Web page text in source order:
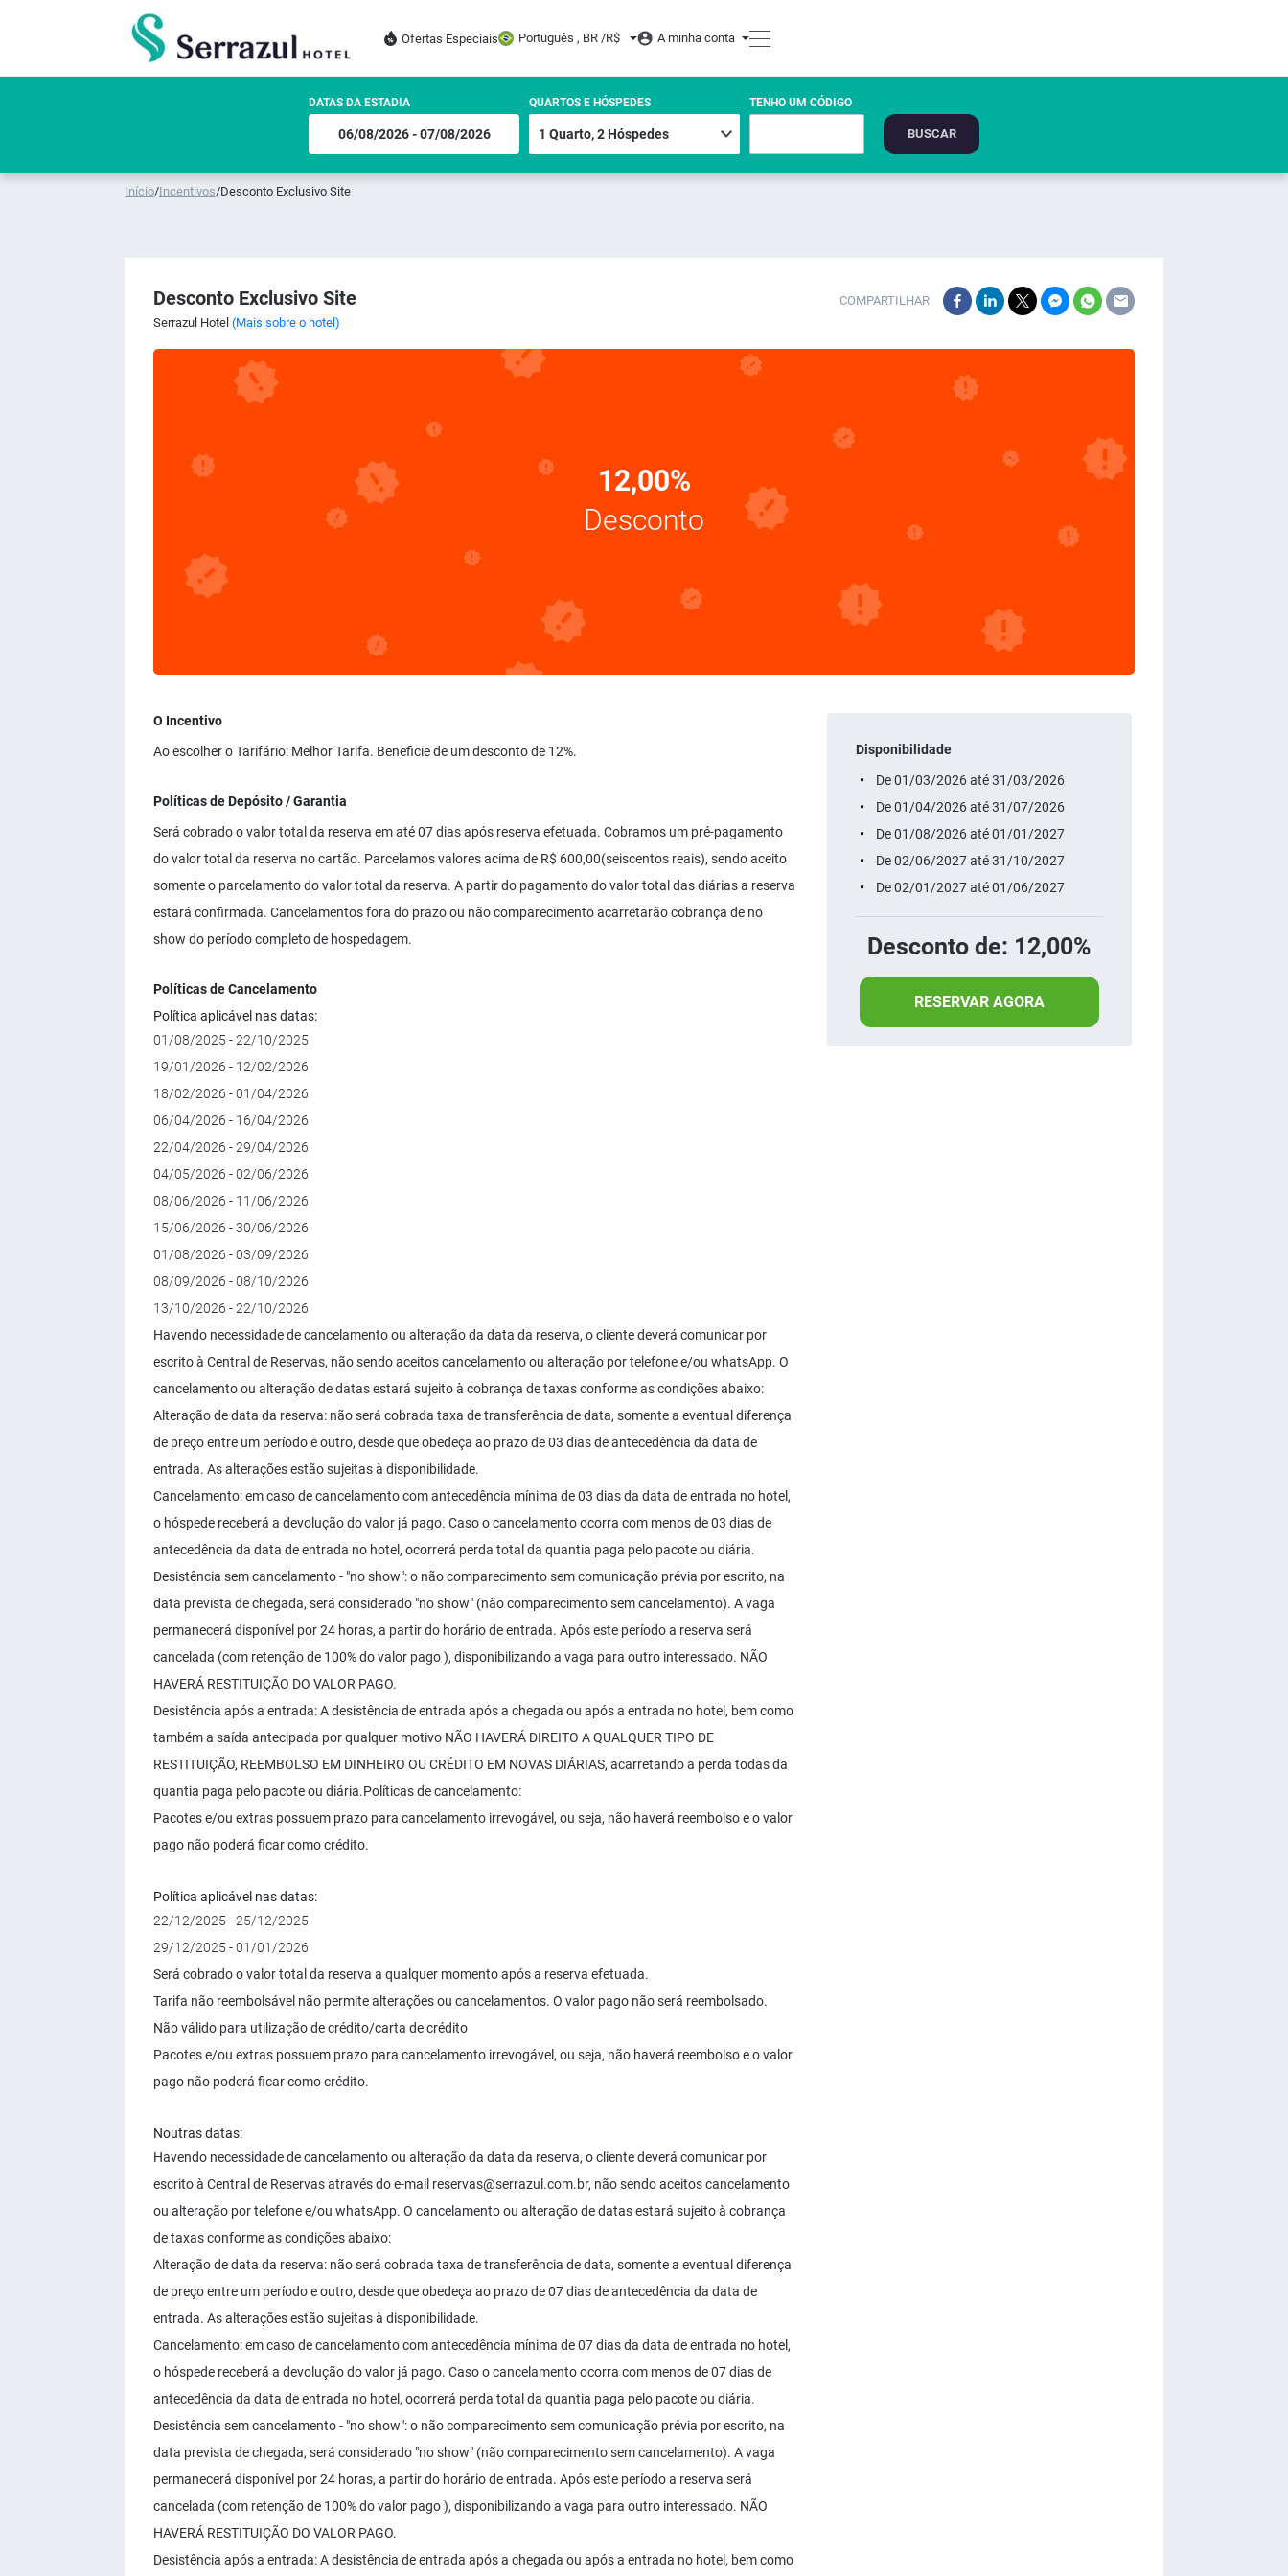
Ofertas Especiais Português , BR /R$ A minha conta
DATAS DA ESTADIA QUARTOS E HÓSPEDES TENHO UM CÓDIGO
BUSCAR
Início/Incentivos/Desconto Exclusivo Site
Desconto Exclusivo Site
Serrazul Hotel (Mais sobre o hotel)
COMPARTILHAR
12,00%
Desconto
O Incentivo
Ao escolher o Tarifário: Melhor Tarifa. Beneficie de um desconto de 12%.
Políticas de Depósito / Garantia
Será cobrado o valor total da reserva em até 07 dias após reserva efetuada. Cobramos um pré-pagamento
do valor total da reserva no cartão. Parcelamos valores acima de R$ 600,00(seiscentos reais), sendo aceito
somente o parcelamento do valor total da reserva. A partir do pagamento do valor total das diárias a reserva
estará confirmada. Cancelamentos fora do prazo ou não comparecimento acarretarão cobrança de no
show do período completo de hospedagem.
Políticas de Cancelamento
Política aplicável nas datas:
01/08/2025 - 22/10/2025
19/01/2026 - 12/02/2026
18/02/2026 - 01/04/2026
06/04/2026 - 16/04/2026
22/04/2026 - 29/04/2026
04/05/2026 - 02/06/2026
08/06/2026 - 11/06/2026
15/06/2026 - 30/06/2026
01/08/2026 - 03/09/2026
08/09/2026 - 08/10/2026
13/10/2026 - 22/10/2026
Havendo necessidade de cancelamento ou alteração da data da reserva, o cliente deverá comunicar por
escrito à Central de Reservas, não sendo aceitos cancelamento ou alteração por telefone e/ou whatsApp. O
cancelamento ou alteração de datas estará sujeito à cobrança de taxas conforme as condições abaixo:
Alteração de data da reserva: não será cobrada taxa de transferência de data, somente a eventual diferença
de preço entre um período e outro, desde que obedeça ao prazo de 03 dias de antecedência da data de
entrada. As alterações estão sujeitas à disponibilidade.
Cancelamento: em caso de cancelamento com antecedência mínima de 03 dias da data de entrada no hotel,
o hóspede receberá a devolução do valor já pago. Caso o cancelamento ocorra com menos de 03 dias de
antecedência da data de entrada no hotel, ocorrerá perda total da quantia paga pelo pacote ou diária.
Desistência sem cancelamento - "no show": o não comparecimento sem comunicação prévia por escrito, na
data prevista de chegada, será considerado "no show" (não comparecimento sem cancelamento). A vaga
permanecerá disponível por 24 horas, a partir do horário de entrada. Após este período a reserva será
cancelada (com retenção de 100% do valor pago ), disponibilizando a vaga para outro interessado. NÃO
HAVERÁ RESTITUIÇÃO DO VALOR PAGO.
Desistência após a entrada: A desistência de entrada após a chegada ou após a entrada no hotel, bem como
também a saída antecipada por qualquer motivo NÃO HAVERÁ DIREITO A QUALQUER TIPO DE
RESTITUIÇÃO, REEMBOLSO EM DINHEIRO OU CRÉDITO EM NOVAS DIÁRIAS, acarretando a perda todas da
quantia paga pelo pacote ou diária.Políticas de cancelamento:
Pacotes e/ou extras possuem prazo para cancelamento irrevogável, ou seja, não haverá reembolso e o valor
pago não poderá ficar como crédito.
Política aplicável nas datas:
22/12/2025 - 25/12/2025
29/12/2025 - 01/01/2026
Será cobrado o valor total da reserva a qualquer momento após a reserva efetuada.
Tarifa não reembolsável não permite alterações ou cancelamentos. O valor pago não será reembolsado.
Não válido para utilização de crédito/carta de crédito
Pacotes e/ou extras possuem prazo para cancelamento irrevogável, ou seja, não haverá reembolso e o valor
pago não poderá ficar como crédito.
Noutras datas:
Havendo necessidade de cancelamento ou alteração da data da reserva, o cliente deverá comunicar por
escrito à Central de Reservas através do e-mail reservas@serrazul.com.br, não sendo aceitos cancelamento
ou alteração por telefone e/ou whatsApp. O cancelamento ou alteração de datas estará sujeito à cobrança
de taxas conforme as condições abaixo:
Alteração de data da reserva: não será cobrada taxa de transferência de data, somente a eventual diferença
de preço entre um período e outro, desde que obedeça ao prazo de 07 dias de antecedência da data de
entrada. As alterações estão sujeitas à disponibilidade.
Cancelamento: em caso de cancelamento com antecedência mínima de 07 dias da data de entrada no hotel,
o hóspede receberá a devolução do valor já pago. Caso o cancelamento ocorra com menos de 07 dias de
antecedência da data de entrada no hotel, ocorrerá perda total da quantia paga pelo pacote ou diária.
Desistência sem cancelamento - "no show": o não comparecimento sem comunicação prévia por escrito, na
data prevista de chegada, será considerado "no show" (não comparecimento sem cancelamento). A vaga
permanecerá disponível por 24 horas, a partir do horário de entrada. Após este período a reserva será
cancelada (com retenção de 100% do valor pago ), disponibilizando a vaga para outro interessado. NÃO
HAVERÁ RESTITUIÇÃO DO VALOR PAGO.
Desistência após a entrada: A desistência de entrada após a chegada ou após a entrada no hotel, bem como
Disponibilidade
De 01/03/2026 até 31/03/2026
De 01/04/2026 até 31/07/2026
De 01/08/2026 até 01/01/2027
De 02/06/2027 até 31/10/2027
De 02/01/2027 até 01/06/2027
Desconto de: 12,00%
RESERVAR AGORA